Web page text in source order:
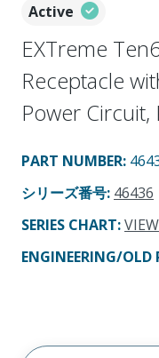
Active
EXTreme
Receptacle
Power Circuit,
PART NUMBER:
シリーズ番号: 46436
SERIES CHART:VIEW
ENGINEERING/OLD